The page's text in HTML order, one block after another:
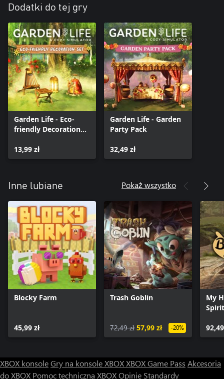
umożliwia zmianę barw wszystkich elementów ozdobnych za
Dodatki do tej gry
Garden Life - Eco-
friendly Decoration
13,99 zł
Garden Life - Garden
Party Pack
32,49 zł
Inne lubiane Pokaż wszystko
Blocky Farm
45,99 zł
Trash Goblin
72,49 zł 57,99 zł -20%
My
XBOX konsoleGry na konsole XBOXXBOX Game Pass Akcesoria
do XBOX Pomoc techniczna XBOXOpinie Standardy